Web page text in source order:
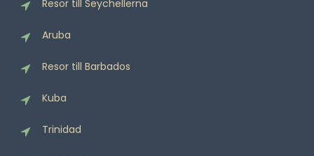
Resor till Seychellerna
Aruba
Resor till Barbados
Kuba
Trinidad